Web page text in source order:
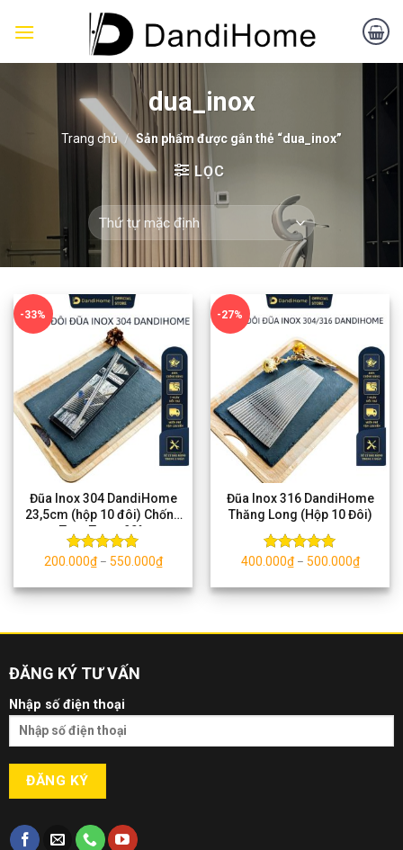
dua_inox
Trang chủ / Sản phẩm được gắn thẻ “dua_inox”
LỌC
-33%
Đũa Inox 304 DandiHome
23,5cm (hộp 10 đôi) Chống
Trơn Trượt 90%
Được xếp
5 sao
200.000₫– 550.000₫
-27%
Đũa Inox 316 DandiHome
Thăng Long (Hộp 10 Đôi)
Được xếp
5 sao
400.000₫– 500.000₫
ĐĂNG KÝ TƯ VẤN
Nhập số điện thoại